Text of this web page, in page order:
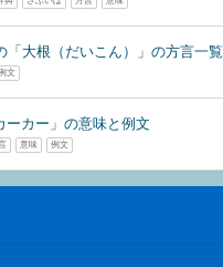
「大根（だいこん）」の方言一覧
文
ーカー」の意味と例文
意味 例文